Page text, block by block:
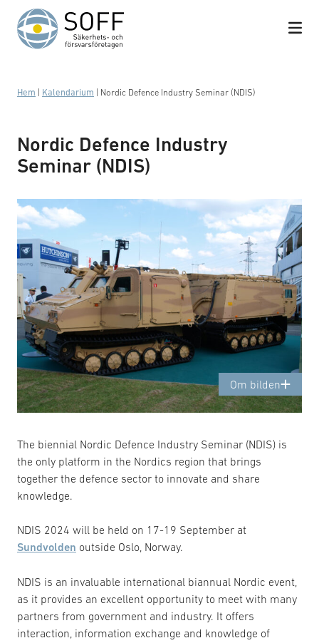
Hoppa till innehåll
Hem Kalendarium Nordic Defence Industry Seminar (NDIS)
Nordic Defence Industry
Seminar (NDIS)
Om bilden
BAE Systems Hägglunds visar upp Bvs10
The biennial Nordic Defence Industry Seminar (NDIS) is
the only platform in the Nordics region that brings
together the defence sector to innovate and share
knowledge.
NDIS 2024 will be held on 17-19 September at
Sundvolden outside Oslo, Norway.
NDIS is an invaluable international biannual Nordic event,
as it provides an excellent opportunity to meet with many
partners from government and industry. It offers
interaction, information exchange and knowledge of